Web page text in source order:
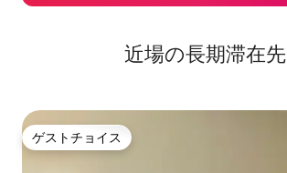
近場の長期滞在先
ゲストチョイス
ゲストチョイス